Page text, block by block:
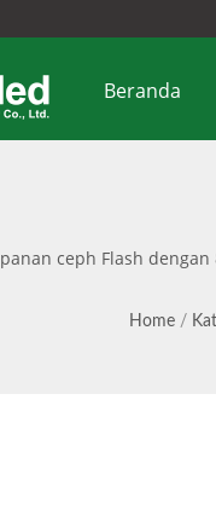
Beranda
ceph Flash
telah dikonfigurasi
Home /